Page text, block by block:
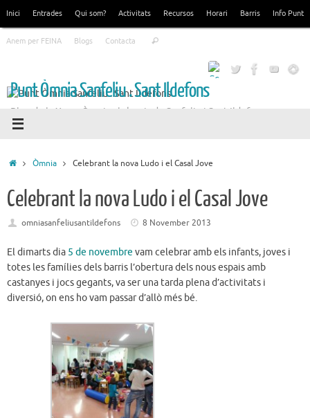
content
Inici Entrades Qui som? Activitats Recursos Horari Barris Info Punt
Anem per FEINA Blogs Contacta Search
Punt Òmnia Sanfeliu . Sant Ildefons
Blog de la Xarxa Òmnia als barris de Sanfeliu i Sant Ildefons
HomeÒmnia Celebrant la nova Ludo i el Casal Jove
Celebrant la nova Ludo i el Casal Jove
omniasanfeliusantildefons 8 November 2013
El dimarts dia 5 de novembre vam celebrar amb els infants, joves i
totes les famílies dels barris l’obertura dels nous espais amb
castanyes i jocs gegants, va ser una tarda plena d’activitats i
diversió, on ens ho vam passar d’allò més bé.